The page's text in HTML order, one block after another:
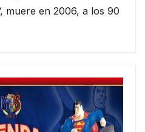
, muere en 2006, a los 90